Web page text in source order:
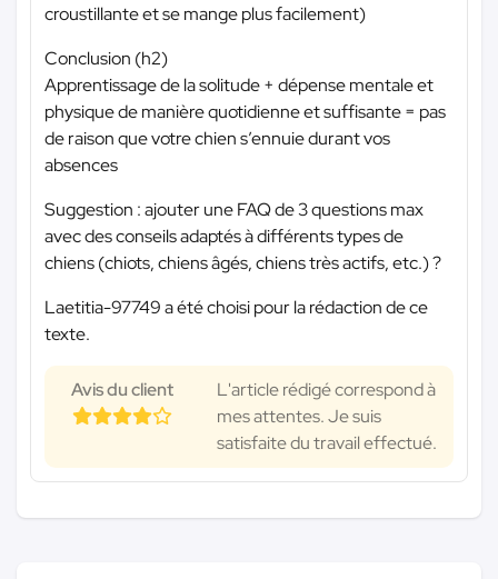
croustillante et se mange plus facilement)
Conclusion (h2)
Apprentissage de la solitude + dépense mentale et
physique de manière quotidienne et suffisante = pas
de raison que votre chien s’ennuie durant vos
absences
Suggestion : ajouter une FAQ de 3 questions max
avec des conseils adaptés à différents types de
chiens (chiots, chiens âgés, chiens très actifs, etc.) ?
Laetitia-97749 a été choisi pour la rédaction de ce
texte.
Avis du client
L'article rédigé correspond à
mes attentes. Je suis
satisfaite du travail effectué.